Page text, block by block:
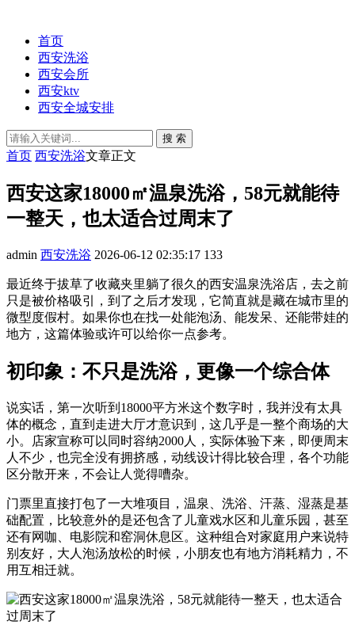
首页
西安洗浴
西安会所
西安ktv
西安全城安排
搜 索
首页 西安洗浴文章正文
西安这家18000㎡温泉洗浴，58元就能待
一整天，也太适合过周末了
admin 西安洗浴 2026-06-12 02:35:17 133
最近终于拔草了收藏夹里躺了很久的西安温泉洗浴店，去之前
只是被价格吸引，到了之后才发现，它简直就是藏在城市里的
微型度假村。如果你也在找一处能泡汤、能发呆、还能带娃的
地方，这篇体验或许可以给你一点参考。
初印象：不只是洗浴，更像一个综合体
说实话，第一次听到18000平方米这个数字时，我并没有太具
体的概念，直到走进大厅才意识到，这几乎是一整个商场的大
小。店家宣称可以同时容纳2000人，实际体验下来，即便周末
人不少，也完全没有拥挤感，动线设计得比较合理，各个功能
区分散开来，不会让人觉得嘈杂。
门票里直接打包了一大堆项目，温泉、洗浴、汗蒸、湿蒸是基
础配置，比较意外的是还包含了儿童戏水区和儿童乐园，甚至
还有网咖、电影院和窑洞休息区。这种组合对家庭用户来说特
别友好，大人泡汤放松的时候，小朋友也有地方消耗精力，不
用互相迁就。